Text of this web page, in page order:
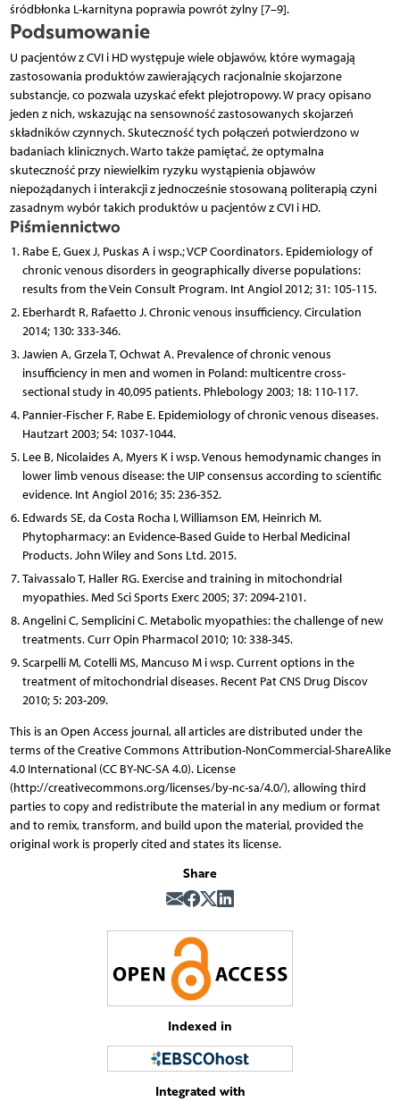
śródbłonka L-karnityna poprawia powrót żylny [7–9].
Podsumowanie
U pacjentów z CVI i HD występuje wiele objawów, które wymagają
zastosowania produktów zawierających racjonalnie skojarzone
substancje, co pozwala uzyskać efekt plejotropowy. W pracy opisano
jeden z nich, wskazując na sensowność zastosowanych skojarzeń
składników czynnych. Skuteczność tych połączeń potwierdzono w
badaniach klinicznych. Warto także pamiętać, że optymalna
skuteczność przy niewielkim ryzyku wystąpienia objawów
niepożądanych i interakcji z jednocześnie stosowaną politerapią czyni
zasadnym wybór takich produktów u pacjentów z CVI i HD.
Piśmiennictwo
Rabe E, Guex J, Puskas A i wsp.; VCP Coordinators. Epidemiology of
chronic venous disorders in geographically diverse populations:
results from the Vein Consult Program. Int Angiol 2012; 31: 105-115.
Eberhardt R, Rafaetto J. Chronic venous insufficiency. Circulation
2014; 130: 333-346.
Jawien A, Grzela T, Ochwat A. Prevalence of chronic venous
insufficiency in men and women in Poland: multicentre cross-
sectional study in 40,095 patients. Phlebology 2003; 18: 110-117.
Pannier-Fischer F, Rabe E. Epidemiology of chronic venous diseases.
Hautzart 2003; 54: 1037-1044.
Lee B, Nicolaides A, Myers K i wsp. Venous hemodynamic changes in
lower limb venous disease: the UIP consensus according to scientific
evidence. Int Angiol 2016; 35: 236-352.
Edwards SE, da Costa Rocha I, Williamson EM, Heinrich M.
Phytopharmacy: an Evidence-Based Guide to Herbal Medicinal
Products. John Wiley and Sons Ltd. 2015.
Taivassalo T, Haller RG. Exercise and training in mitochondrial
myopathies. Med Sci Sports Exerc 2005; 37: 2094-2101.
Angelini C, Semplicini C. Metabolic myopathies: the challenge of new
treatments. Curr Opin Pharmacol 2010; 10: 338-345.
Scarpelli M, Cotelli MS, Mancuso M i wsp. Current options in the
treatment of mitochondrial diseases. Recent Pat CNS Drug Discov
2010; 5: 203-209.
This is an Open Access journal, all articles are distributed under the
terms of the Creative Commons Attribution-NonCommercial-ShareAlike
4.0 International (CC BY-NC-SA 4.0). License
(http://creativecommons.org/licenses/by-nc-sa/4.0/), allowing third
parties to copy and redistribute the material in any medium or format
and to remix, transform, and build upon the material, provided the
original work is properly cited and states its license.
Share
Indexed in
Integrated with